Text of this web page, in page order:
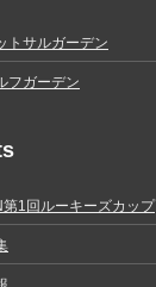
トサルガーデン
フガーデン
1回ルーキーズカップ